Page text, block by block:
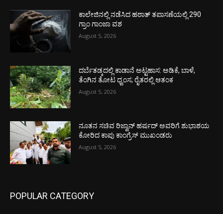
ಕಾಲೇಜಿನಲ್ಲಿ ನಡೆಸಿದ ಹಠಾತ್ ತಪಾಸಣೆಯಲ್ಲಿ 290
ಗ್ರಾಂ ಗಾಂಜಾ ವಶ
August 5, 2026
ದರ್ಬೆತಡ್ಕದಲ್ಲಿ ಕಾಡಾನೆ ಅಟ್ಟಹಾಸ: ಅಡಿಕೆ, ಬಾಳೆ,
ತೆಂಗಿನ ತೋಟ ಧ್ವಂಸ; ರೈತರಲ್ಲಿ ಆತಂಕ
August 5, 2026
ನೂತನ ಸಚಿವ ರಿಜ್ವಾನ್ ಹರ್ಷದ್ ಅವರಿಗೆ ಶುಭಾಶಯ
ಕೋರಿದ ಕಾಪು ಕಾಂಗ್ರೆಸ್ ಮುಖಂಡರು
August 5, 2026
POPULAR CATEGORY